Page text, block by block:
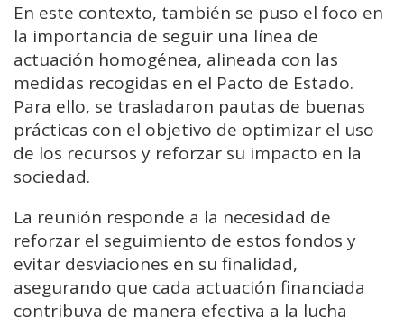
En este contexto, también se puso el foco en
la importancia de seguir una línea de
actuación homogénea, alineada con las
medidas recogidas en el Pacto de Estado.
Para ello, se trasladaron pautas de buenas
prácticas con el objetivo de optimizar el uso
de los recursos y reforzar su impacto en la
sociedad.
La reunión responde a la necesidad de
reforzar el seguimiento de estos fondos y
evitar desviaciones en su finalidad,
asegurando que cada actuación financiada
contribuya de manera efectiva a la lucha